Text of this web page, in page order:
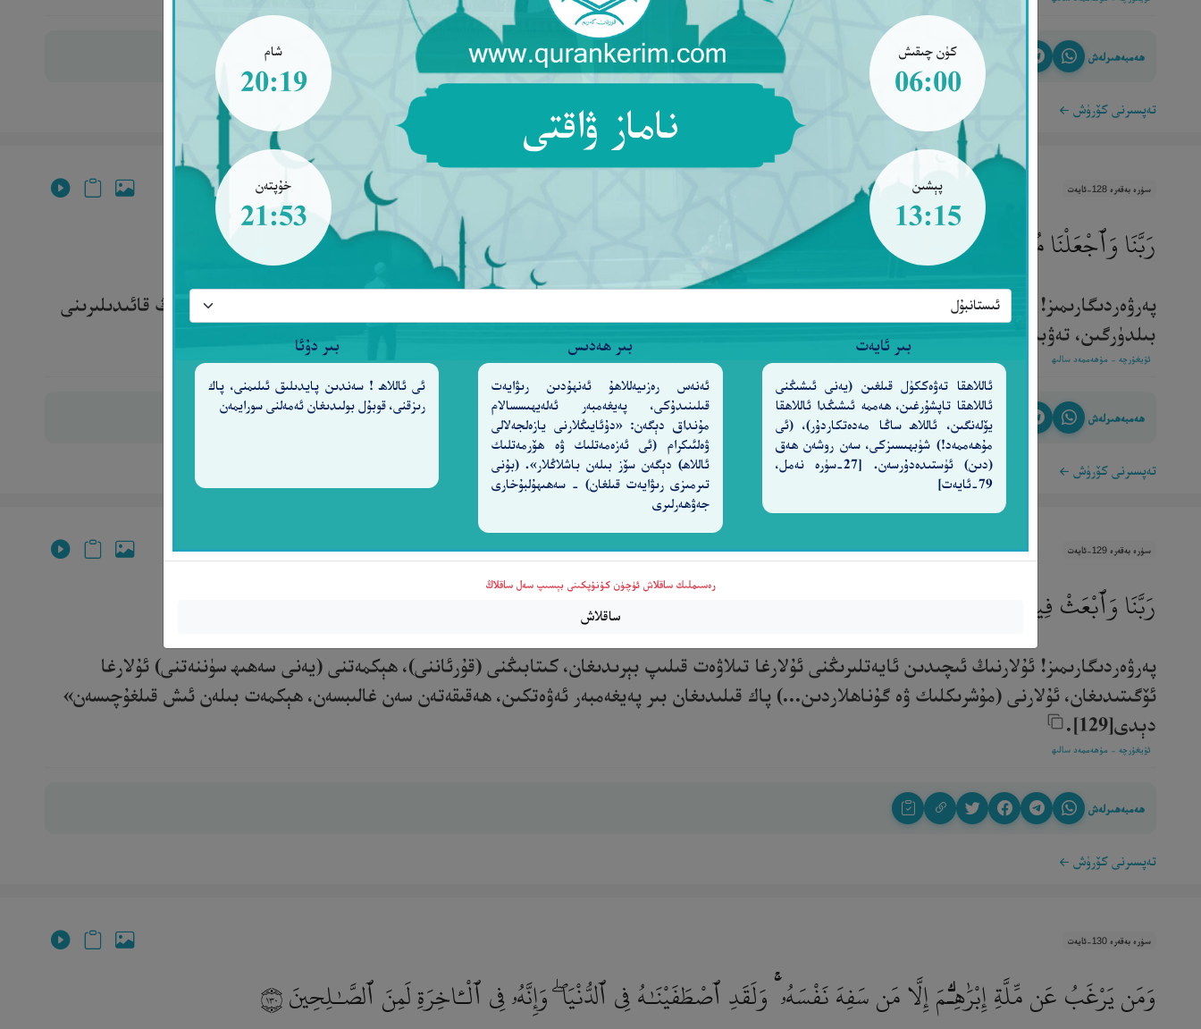
كۈن چىقىش
06:00
پېشىن
13:15
ناماز ۋاقتى
شام
20:19
خۇپتەن
21:53
بىر ئايەت
ئاللاھقا تەۋەككۈل قىلغىن (يەنى ئىشىڭنى
ئاللاھقا تاپشۇرغىن، ھەممە ئىشىڭدا ئاللاھقا
يۆلەنگىن، ئاللاھ ساڭا مەدەتكاردۇر)، (ئى
مۇھەممەد!) شۈبھىسىزكى، سەن روشەن ھەق
(دىن) ئۈستىدەدۇرسەن. [27-سۈرە نەمل،
79-ئايەت]
بىر ھەدىس
ئەنەس رەزىيەللاھۇ ئەنھۇدىن رىۋايەت
قىلىنىدۇكى، پەيغەمبەر ئەلەيھىسسالام
مۇنداق دېگەن: «دۇئايىڭلارنى يازەلجەلالى
ۋەلئىكرام (ئى ئەزەمەتلىك ۋە ھۆرمەتلىك
ئاللاھ) دېگەن سۆز بىلەن باشلاڭلار». (بۇنى
تىرمىزى رىۋايەت قىلغان) - سەھىھۇلبۇخارى
جەۋھەرلىرى
بىر دۇئا
ئى ئاللاھ ! سەندىن پايدىلىق ئىلىمنى، پاك
رىزقنى، قوبۇل بولىدىغان ئەمەلنى سورايمەن
رەسىملىك ساقلاش ئۈچۈن كۇنۇپكىنى بېسىپ سەل ساقلاڭ
ساقلاش
ھەمبەھىرلەش
تەپسىرنى كۆرۈش
سۈرە بەقەرە 128-ئايەت
رَبَّنَا وَٱجْعَلْنَا مُسْلِمَيْنِ لَكَ وَمِن ذُرِّيَّتِنَآ أُمَّةً مُّسْلِمَةً لَّكَ وَأَرِنَا مَنَاسِكَنَا وَتُبْ عَلَيْنَآ ۖ إِنَّكَ أَنتَ ٱلتَّوَّابُ ٱلرَّحِيمُ
پەرۋەردىگارىمىز! ئىككىمىزنى ئۆزۈڭگە ئىتائەتمەن قىلغىن، بىزنىڭ ئەۋلادلىرىمىزدىنمۇ ئۆزۈڭگە ئىتائەتمەن ئۈممەت چىقارغىن، بىزگە ھەجىمىزنىڭ قائىدىلىرىنى
بىلدۈرگىن، تەۋبىمىزنى قوبۇل قىلغىن، چۈنكى سەن تەۋبىنى ناھايىتى قوبۇل قىلغۇچىسەن، ناھايىتى مېھرىبانسەن[128]. ‎
ئۇيغۇرچە - مۇھەممەد سالىھ
ھەمبەھىرلەش
تەپسىرنى كۆرۈش
سۈرە بەقەرە 129-ئايەت
رَبَّنَا وَٱبْعَثْ فِيهِمْ رَسُولًا مِّنْهُمْ يَتْلُوا۟ عَلَيْهِمْ ءَايَـٰتِكَ وَيُعَلِّمُهُمُ ٱلْكِتَـٰبَ وَٱلْحِكْمَةَ وَيُزَكِّيهِمْ ۚ إِنَّكَ أَنتَ ٱلْعَزِيزُ ٱلْحَكِيمُ
پەرۋەردىگارىمىز! ئۇلارنىڭ ئىچىدىن ئايەتلىرىڭنى ئۇلارغا تىلاۋەت قىلىپ بېرىدىغان، كىتابىڭنى (قۇرئاننى)، ھېكمەتنى (يەنى سەھىھ سۈننەتنى) ئۇلارغا
ئۆگىتىدىغان، ئۇلارنى (مۇشرىكلىك ۋە گۇناھلاردىن...) پاك قىلىدىغان بىر پەيغەمبەر ئەۋەتكىن، ھەقىقەتەن سەن غالىبسەن، ھېكمەت بىلەن ئىش قىلغۇچىسەن»
دېدى[129].‎
ئۇيغۇرچە - مۇھەممەد سالىھ
ھەمبەھىرلەش
تەپسىرنى كۆرۈش
سۈرە بەقەرە 130-ئايەت
وَمَن يَرْغَبُ عَن مِّلَّةِ إِبْرَٰهِـۧمَ إِلَّا مَن سَفِهَ نَفْسَهُۥ ۚ وَلَقَدِ ٱصْطَفَيْنَـٰهُ فِى ٱلدُّنْيَا ۖ وَإِنَّهُۥ فِى ٱلْـَٔاخِرَةِ لَمِنَ ٱلصَّـٰلِحِينَ ١٣٠